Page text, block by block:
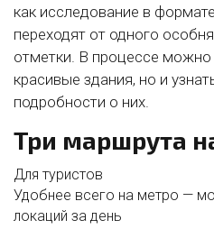
как исследование в
переходят от одного
отметки. В процессе
красивые здания, но и
подробности о них.
Три маршрута
Для туристов
Удобнее всего на метро —
локаций за день